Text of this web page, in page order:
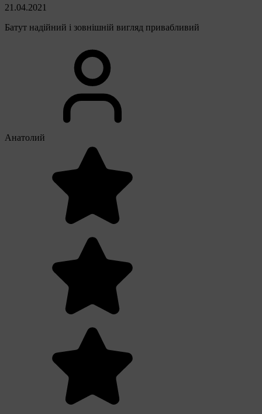
21.04.2021
Батут надійний і зовнішній вигляд привабливий
Анатолий